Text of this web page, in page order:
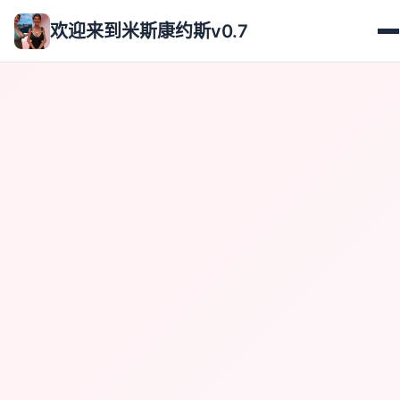
欢迎来到米斯康约斯v0.7